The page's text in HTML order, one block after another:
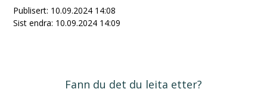
Publisert 10.09.2024 14:08
Sist endra 10.09.2024 14:09
Fann du det du leita etter?